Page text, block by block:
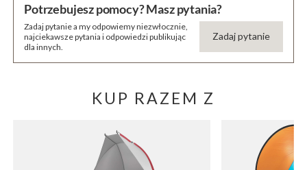
Potrzebujesz pomocy? Masz pytania?
Zadaj pytanie a my odpowiemy niezwłocznie,
najciekawsze pytania i odpowiedzi publikując
dla innych.
Zadaj pytanie
KUP RAZEM Z